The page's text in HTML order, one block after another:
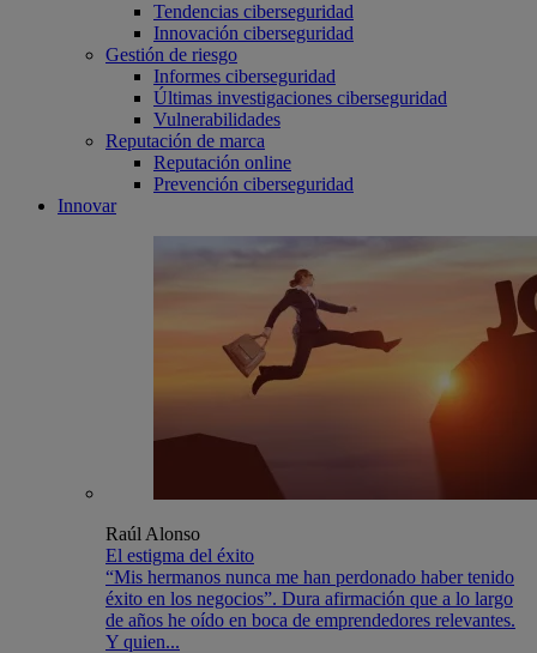
Tendencias ciberseguridad
Innovación ciberseguridad
Gestión de riesgo
Informes ciberseguridad
Últimas investigaciones ciberseguridad
Vulnerabilidades
Reputación de marca
Reputación online
Prevención ciberseguridad
Innovar
Raúl Alonso
El estigma del éxito
“Mis hermanos nunca me han perdonado haber tenido
éxito en los negocios”. Dura afirmación que a lo largo
de años he oído en boca de emprendedores relevantes.
Y quien...